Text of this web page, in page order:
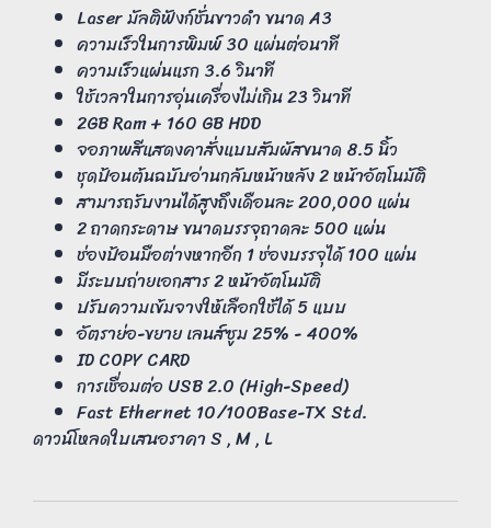
Laser มัลติฟังก์ชั่นขาวดำ ขนาด A3
ความเร็วในการพิมพ์ 30 แผ่นต่อนาที
ความเร็วแผ่นแรก 3.6 วินาที
ใช้เวลาในการอุ่นเครื่องไม่เกิน 23 วินาที
2GB Ram + 160 GB HDD
จอภาพสีแสดงคาสั่งแบบสัมผัสขนาด 8.5 นิ้ว
ชุดป้อนต้นฉบับอ่านกลับหน้าหลัง 2 หน้าอัตโนมัติ
สามารถรับงานได้สูงถึงเดือนละ 200,000 แผ่น
2 ถาดกระดาษ ขนาดบรรจุถาดละ 500 แผ่น
ช่องป้อนมือต่างหากอีก 1 ช่องบรรจุได้ 100 แผ่น
มีระบบถ่ายเอกสาร 2 หน้าอัตโนมัติ
ปรับความเข้มจางให้เลือกใช้ได้ 5 แบบ
อัตราย่อ-ขยาย เลนส์ซูม 25% - 400%
ID COPY CARD
การเชื่อมต่อ USB 2.0 (High-Speed)
Fast Ethernet 10/100Base-TX Std.
ดาวน์โหลดใบเสนอราคาS,M, L